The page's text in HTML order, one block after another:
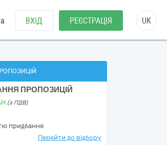
ВХІД РЕЄСТРАЦІЯ UK
ПРОПОЗИЦІЙ
(з ПДВ)
придбання
Перейти до відбору